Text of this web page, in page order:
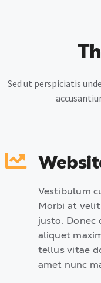
Sed ut perspiciatis
Vestibulum
Morbi at
justo. Donec
aliquet
tellus vitae
amet nunc